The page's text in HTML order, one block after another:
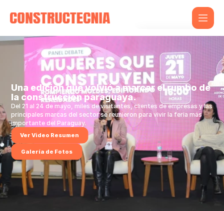
Inicio
Contacto
Una edición que volvió a marcar el rumbo de
la construcción paraguaya.
Del 21 al 24 de mayo, miles de visitantes, clientes de empresas y las
principales marcas del sector se reunieron para vivir la feria más
importante del Paraguay.
Ver Video Resumen
Galería de Fotos